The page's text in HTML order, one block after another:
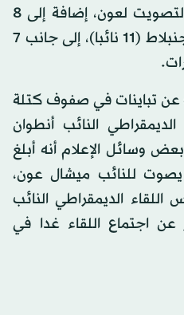
نواب، حتى الآن، لا ينوون التصويت لعون، إضافة إلى 8
نواب على الأقل من كتلة جنبلاط (11 نائبا)، إلى جانب 7
تباينات في صفوف كتلة
النائب أنطوان
وسائل الإعلام أنه أبلغ
يصوت للنائب ميشال عون،
اللقاء الديمقراطي النائب
اجتماع اللقاء غدا في